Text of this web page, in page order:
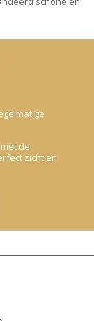
de
zicht en